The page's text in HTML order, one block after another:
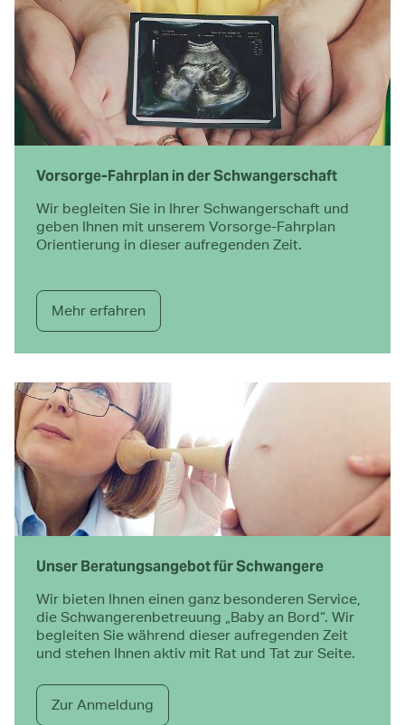
Vorsorge-Fahrplan in der Schwangerschaft
Wir begleiten Sie in Ihrer Schwangerschaft und
geben Ihnen mit unserem Vorsorge-Fahrplan
Orientierung in dieser aufregenden Zeit.
Mehr erfahren
Unser Beratungsangebot für Schwangere
Wir bieten Ihnen einen ganz besonderen Service,
die Schwangerenbetreuung „Baby an Bord“. Wir
begleiten Sie während dieser aufregenden Zeit
und stehen Ihnen aktiv mit Rat und Tat zur Seite.
Zur Anmeldung